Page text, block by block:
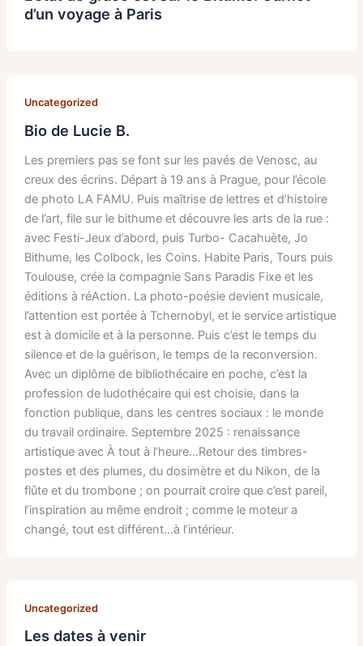
d’un voyage à Paris
Uncategorized
Bio de Lucie B.
Les premiers pas se font sur les pavés de Venosc, au
creux des écrins. Départ à 19 ans à Prague, pour l’école
de photo LA FAMU. Puis maîtrise de lettres et d’histoire
de l’art, file sur le bithume et découvre les arts de la rue :
avec Festi-Jeux d’abord, puis Turbo- Cacahuète, Jo
Bithume, les Colbock, les Coins. Habite Paris, Tours puis
Toulouse, crée la compagnie Sans Paradis Fixe et les
éditions à réAction. La photo-poésie devient musicale,
l’attention est portée à Tchernobyl, et le service artistique
est à domicile et à la personne. Puis c’est le temps du
silence et de la guérison, le temps de la reconversion.
Avec un diplôme de bibliothécaire en poche, c’est la
profession de ludothécaire qui est choisie, dans la
fonction publique, dans les centres sociaux : le monde
du travail ordinaire. Septembre 2025 : renaissance
artistique avec À tout à l’heure…Retour des timbres-
postes et des plumes, du dosimètre et du Nikon, de la
flûte et du trombone ; on pourrait croire que c’est pareil,
l’inspiration au même endroit ; comme le moteur a
changé, tout est différent…à l’intérieur.
Uncategorized
Les dates à venir